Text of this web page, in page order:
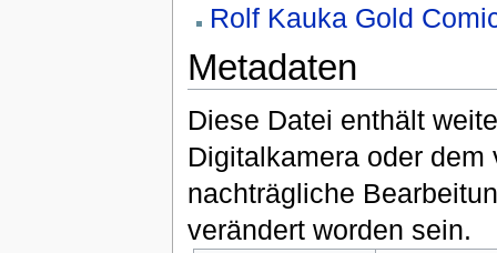
Rolf Kauka Gold
Metadaten
Diese Datei enthält
Digitalkamera oder
nachträgliche
verändert worden sein.